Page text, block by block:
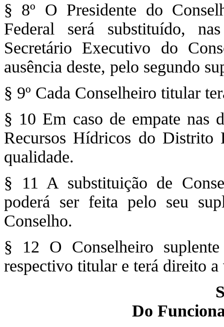
§ 8º O Presidente do
Federal será substituído,
Secretário Executivo do
ausência deste, pelo segundo
§ 9º Cada Conselheiro titular
§ 10 Em caso de empate nas
Recursos Hídricos do Distrito
qualidade.
§ 11 A substituição de
poderá ser feita pelo seu
Conselho.
§ 12 O Conselheiro
respectivo titular e terá direito
Do